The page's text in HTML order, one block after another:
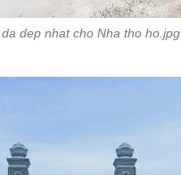
dep nhat cho Nha tho ho.jpg